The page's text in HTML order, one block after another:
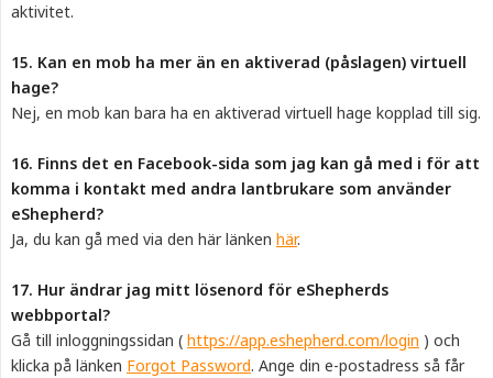
aktivitet.
15. Kan en mob ha mer än en aktiverad (påslagen) virtuell
hage?
Nej, en mob kan bara ha en aktiverad virtuell hage kopplad till sig.
16. Finns det en Facebook-sida som jag kan gå med i för att
komma i kontakt med andra lantbrukare som använder
eShepherd?
Ja, du kan gå med via den här länken här.
17. Hur ändrar jag mitt lösenord för eShepherds
webbportal?
Gå till inloggningssidan ( https://app.eshepherd.com/login ) och
klicka på länken Forgot Password. Ange din e-postadress så får